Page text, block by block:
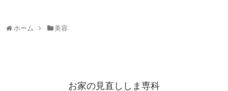
ホーム 美容
お家の見直ししま専科